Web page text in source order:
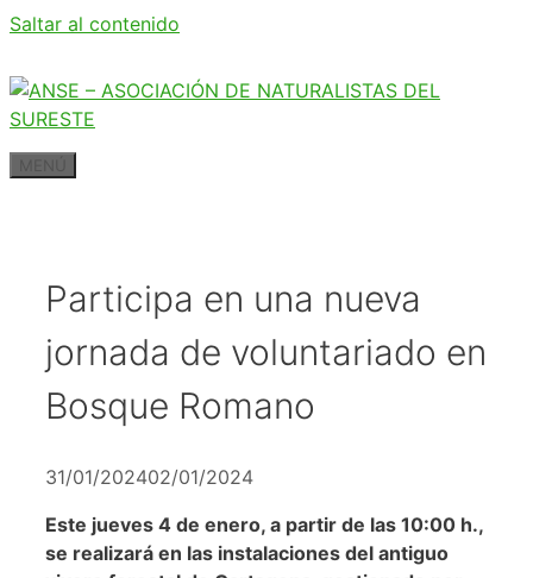
Saltar al contenido
Participa en una nueva
jornada de voluntariado en
Bosque Romano
31/01/202402/01/2024
Este jueves 4 de enero, a partir de las 10:00 h.,
se realizará en las instalaciones del antiguo